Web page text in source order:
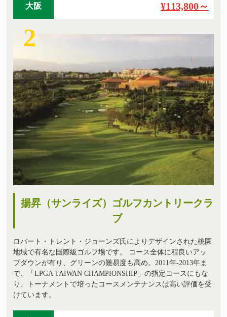
大阪 ¥113,800～
2
揚昇（サンライズ）ゴルフカントリークラ
ブ
ロバート・トレント・ジョーンズ氏によりデザインされた桃園
地域で有名な国際級ゴルフ場です。 コース全体に程良いアッ
プダウンが有り、グリーンの難易度も高め。2011年-2013年ま
で、「LPGA TAIWAN CHAMPIONSHIP」の指定コースにもな
り、トーナメントで培ったコースメンテナンスは高い評価を受
けています。